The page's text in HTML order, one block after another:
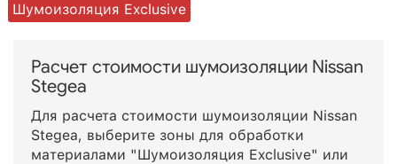
Шумоизоляция Exclusive
Расчет стоимости шумоизоляции Nissan
Stegea
Для расчета стоимости шумоизоляции Nissan
Stegea, выберите зоны для обработки
материалами "Шумоизоляция Exclusive" или